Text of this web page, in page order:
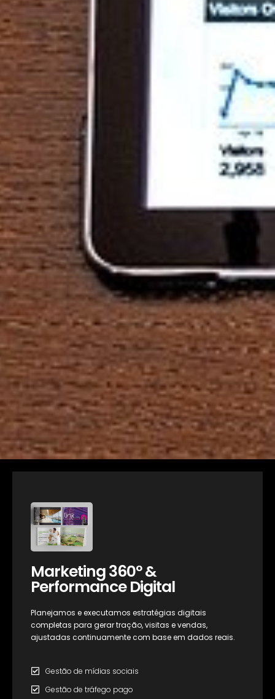
Marketing 360º &
Performance Digital
Planejamos e executamos estratégias digitais
completas para gerar tração, visitas e vendas,
ajustadas continuamente com base em dados reais.
Gestão de mídias sociais
Gestão de tráfego pago